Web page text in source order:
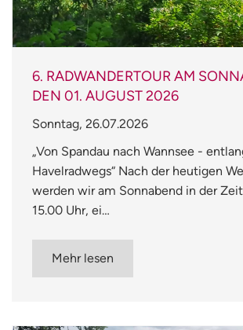
6. RADWANDERTOUR AM
DEN 01. AUGUST 2026
Sonntag, 26.07.2026
„Von Spandau nach Wannsee -
Havelradwegs“ Nach der heutigen
werden wir am Sonnabend in der
15.00 Uhr, ei…
Mehr lesen